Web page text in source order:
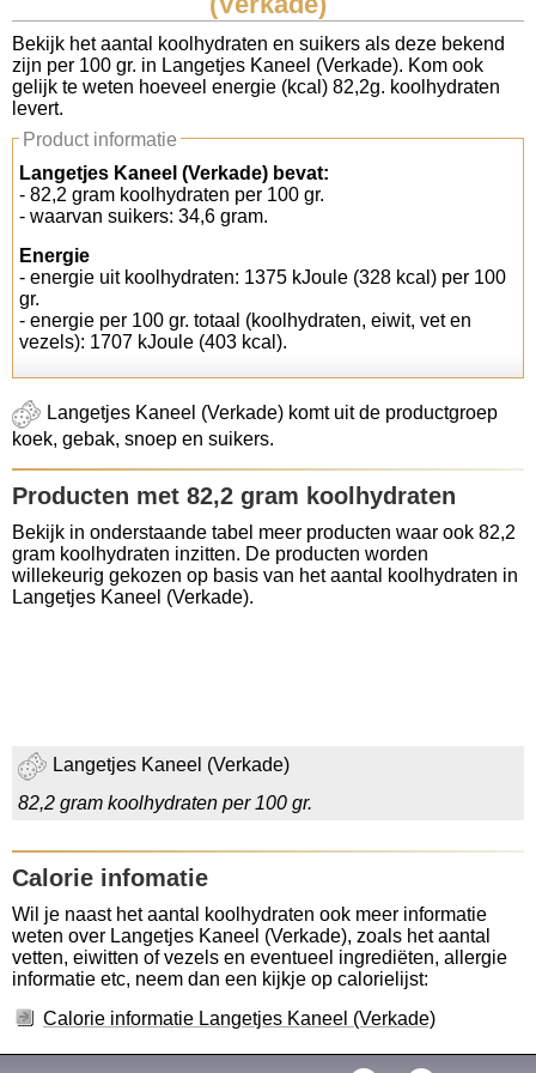
Koolhydraten tellen
Links
Bekijk het aantal koolhydraten en suikers als deze bekend
zijn per 100 gr. in Langetjes Kaneel (Verkade). Kom ook
gelijk te weten hoeveel energie (kcal) 82,2g. koolhydraten
levert.
Product informatie
Langetjes Kaneel (Verkade) bevat:
- 82,2 gram koolhydraten per 100 gr.
- waarvan suikers: 34,6 gram.
Energie
- energie uit koolhydraten: 1375 kJoule (328 kcal) per 100
gr.
- energie per 100 gr. totaal (koolhydraten, eiwit, vet en
vezels): 1707 kJoule (403 kcal).
Langetjes Kaneel (Verkade) komt uit de productgroep
koek, gebak, snoep en suikers.
Producten met 82,2 gram koolhydraten
Bekijk in onderstaande tabel meer producten waar ook 82,2
gram koolhydraten inzitten. De producten worden
willekeurig gekozen op basis van het aantal koolhydraten in
Langetjes Kaneel (Verkade).
Langetjes Kaneel (Verkade)
82,2 gram koolhydraten per 100 gr.
Calorie infomatie
Wil je naast het aantal koolhydraten ook meer informatie
weten over Langetjes Kaneel (Verkade), zoals het aantal
vetten, eiwitten of vezels en eventueel ingrediëten, allergie
informatie etc, neem dan een kijkje op calorielijst:
Calorie informatie Langetjes Kaneel (Verkade)